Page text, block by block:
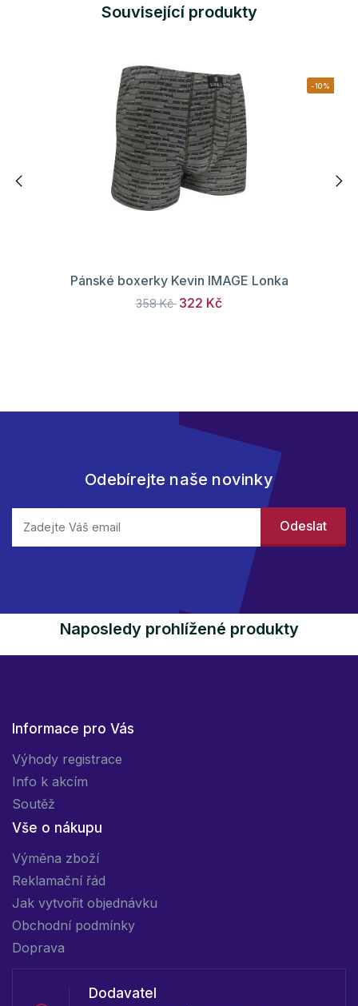
Související produkty
-10%
Pánské boxerky Kevin IMAGE Lonka
358 Kč 322 Kč
Odebírejte naše novinky
Naposledy prohlížené produkty
Informace pro Vás
Výhody registrace
Info k akcím
Soutěž
Vše o nákupu
Výměna zboží
Reklamační řád
Jak vytvořit objednávku
Obchodní podmínky
Doprava
Dodavatel